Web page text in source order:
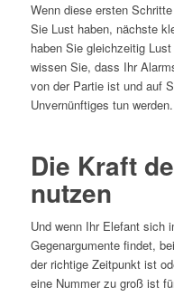
Wenn diese ersten
Sie Lust haben, nächste
haben Sie gleichzeitig
wissen Sie, dass Ihr
von der Partie ist und auf
Unvernünftiges tun werden.
Die Kraft
nutzen
Und wenn Ihr Elefant sich
Gegenargumente findet,
der richtige Zeitpunkt ist
eine Nummer zu groß ist